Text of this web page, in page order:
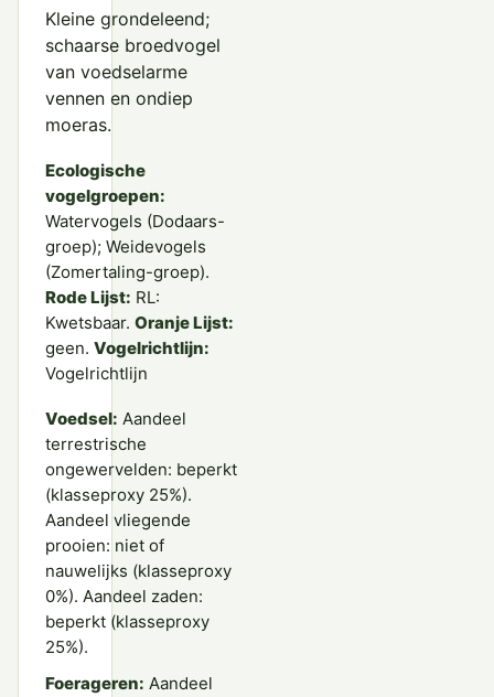
Kleine grondeleend;
schaarse broedvogel
van voedselarme
vennen en ondiep
moeras.
Ecologische
vogelgroepen:
Watervogels (Dodaars-
groep); Weidevogels
(Zomertaling-groep).
Rode Lijst: RL:
Kwetsbaar. Oranje Lijst:
geen. Vogelrichtlijn:
Vogelrichtlijn
Voedsel: Aandeel
terrestrische
ongewervelden: beperkt
(klasseproxy 25%).
Aandeel vliegende
prooien: niet of
nauwelijks (klasseproxy
0%). Aandeel zaden:
beperkt (klasseproxy
25%).
Foerageren: Aandeel